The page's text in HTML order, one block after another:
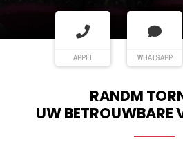
APPEL WHATSAPP
RANDM
UW BETROUWBARE